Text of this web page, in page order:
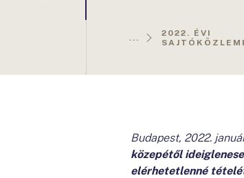
...
2022. ÉVI
Budapest, 2022. január
közepétől
elérhetetlenné